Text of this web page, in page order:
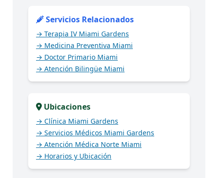
Servicios Relacionados
→ Terapia IV Miami Gardens
→ Medicina Preventiva Miami
→ Doctor Primario Miami
→ Atención Bilingüe Miami
Ubicaciones
→ Clínica Miami Gardens
→ Servicios Médicos Miami Gardens
→ Atención Médica Norte Miami
→ Horarios y Ubicación